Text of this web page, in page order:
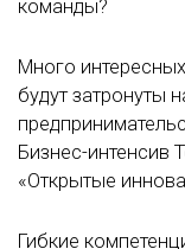
команды?
Много
будут затронуты
Бизнес-интенсив
«Открытые
Гибкие